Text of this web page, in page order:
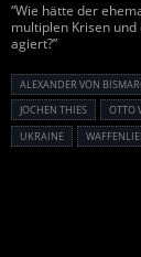
“Wie hätte der
multiplen Krisen
agiert?”
ALEXANDER VON
JOCHEN THIES
OTTO
UKRAINE